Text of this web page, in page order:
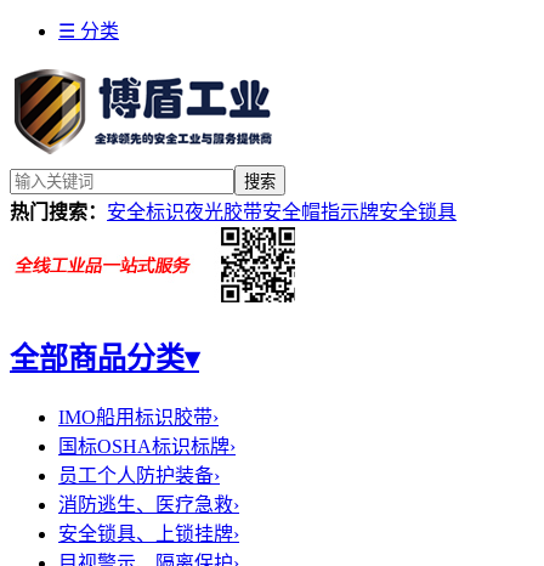
☰ 分类
搜索
热门搜索： 安全标识夜光胶带安全帽指示牌安全锁具
全部商品分类▾
IMO船用标识胶带›
国标OSHA标识标牌›
员工个人防护装备›
消防逃生、医疗急救›
安全锁具、上锁挂牌›